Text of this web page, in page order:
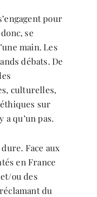
pour
se
main. Les
débats. De
culturelles,
sur
a qu’un pas.
Face aux
en France
ou des
du